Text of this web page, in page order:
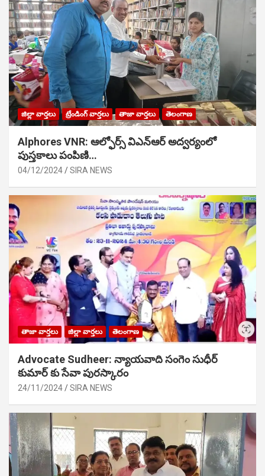
జిల్లా వార్తలు ట్రేండింగ్ వార్తలు తాజా వార్తలు తెలంగాణ
Alphores VNR: ఆల్ఫోర్స్ విఎన్ఆర్ అద్వర్యంలో
పుస్తకాలు పంపిణి…
04/12/2024 SIRA NEWS
తాజా వార్తలు జిల్లా వార్తలు తెలంగాణ
Advocate Sudheer: న్యాయవాది సంగెం సుధీర్
కుమార్ కు సేవా పురస్కారం
24/11/2024 SIRA NEWS